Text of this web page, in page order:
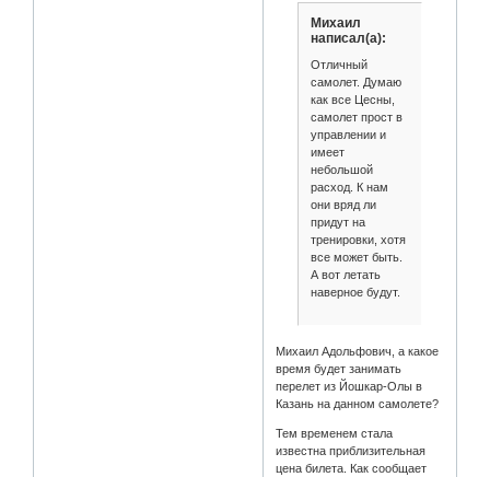
Михаил
написал(а):
Отличный
самолет. Думаю
как все Цесны,
самолет прост в
управлении и
имеет
небольшой
расход. К нам
они вряд ли
придут на
тренировки, хотя
все может быть.
А вот летать
наверное будут.
Михаил Адольфович, а какое
время будет занимать
перелет из Йошкар-Олы в
Казань на данном самолете?
Тем временем стала
известна приблизительная
цена билета. Как сообщает